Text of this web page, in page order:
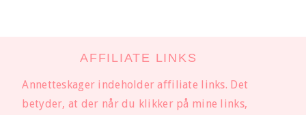
AFFILIATE LINKS
Annetteskager indeholder affiliate links. Det
betyder, at der når du klikker på mine links,